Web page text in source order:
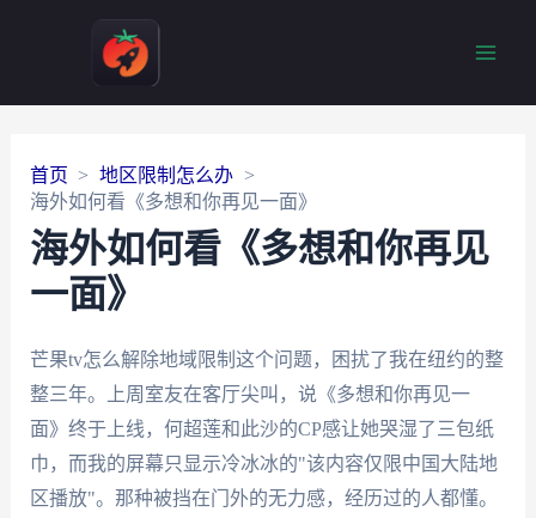
首页
地区限制怎么办
海外如何看《多想和你再见一面》
海外如何看《多想和你再见
一面》
芒果tv怎么解除地域限制这个问题，困扰了我在纽约的整
整三年。上周室友在客厅尖叫，说《多想和你再见一
面》终于上线，何超莲和此沙的CP感让她哭湿了三包纸
巾，而我的屏幕只显示冷冰冰的"该内容仅限中国大陆地
区播放"。那种被挡在门外的无力感，经历过的人都懂。